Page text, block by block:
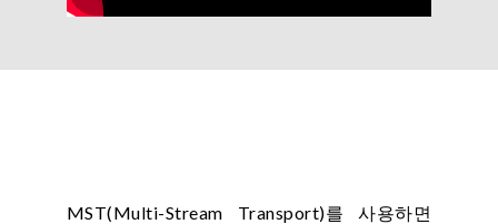
MST(Multi-Stream Transport)를 사용하면